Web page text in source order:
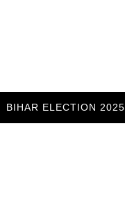
BIHAR ELECTION 2025